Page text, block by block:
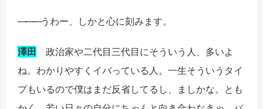
―――うわー、しかと心に刻みます。
澤田
政治家や二代目三代目にそういう人、多いよ
ね。わかりやすくイバっている人。一生そういうタイ
プもいるので僕はまだ反省してるし、ましかな。とも